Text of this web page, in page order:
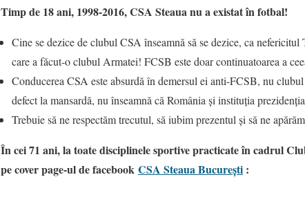
Timp de 18 ani, 1998-2016, CSA Steaua nu a existat în fotbal!
Cine se dezice de clubul CSA înseamnă să se dezice, ca
care a făcut-o clubul Armatei! FCSB este doar continuatoarea a
Conducerea CSA este absurdă în demersul ei anti-FCSB, nu
defect la mansardă, nu înseamnă că România și instituția
Trebuie să ne respectăm trecutul, să iubim prezentul și să ne
În cei 71 ani, la toate disciplinele sportive practicate în cadrul
pe cover page-ul de facebook CSA Steaua București :